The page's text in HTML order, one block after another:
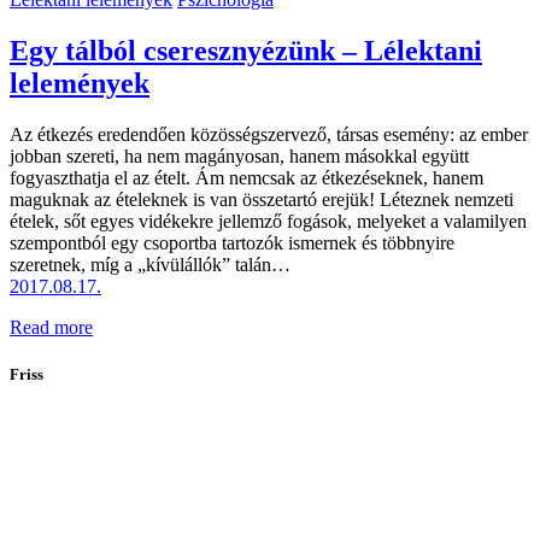
Egy tálból cseresznyézünk – Lélektani
lelemények
Az étkezés eredendően közösségszervező, társas esemény: az ember
jobban szereti, ha nem magányosan, hanem másokkal együtt
fogyaszthatja el az ételt. Ám nemcsak az étkezéseknek, hanem
maguknak az ételeknek is van összetartó erejük! Léteznek nemzeti
ételek, sőt egyes vidékekre jellemző fogások, melyeket a valamilyen
szempontból egy csoportba tartozók ismernek és többnyire
szeretnek, míg a „kívülállók” talán…
2017.08.17.
Read more
Friss